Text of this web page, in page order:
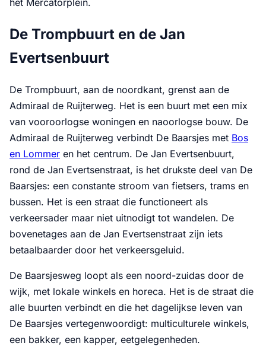
het Mercatorplein.
De Trompbuurt en de Jan
Evertsenbuurt
De Trompbuurt, aan de noordkant, grenst aan de
Admiraal de Ruijterweg. Het is een buurt met een mix
van vooroorlogse woningen en naoorlogse bouw. De
Admiraal de Ruijterweg verbindt De Baarsjes met Bos
en Lommer en het centrum. De Jan Evertsenbuurt,
rond de Jan Evertsenstraat, is het drukste deel van De
Baarsjes: een constante stroom van fietsers, trams en
bussen. Het is een straat die functioneert als
verkeersader maar niet uitnodigt tot wandelen. De
bovenetages aan de Jan Evertsenstraat zijn iets
betaalbaarder door het verkeersgeluid.
De Baarsjesweg loopt als een noord-zuidas door de
wijk, met lokale winkels en horeca. Het is de straat die
alle buurten verbindt en die het dagelijkse leven van
De Baarsjes vertegenwoordigt: multiculturele winkels,
een bakker, een kapper, eetgelegenheden.